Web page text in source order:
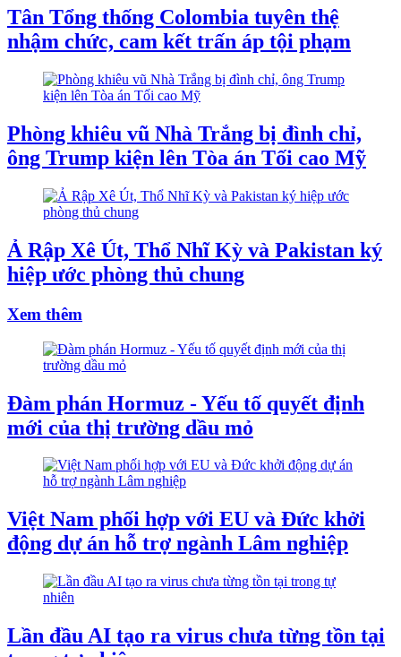
Tân Tổng thống Colombia tuyên thệ
nhậm chức, cam kết trấn áp tội phạm
Phòng khiêu vũ Nhà Trắng bị đình chỉ,
ông Trump kiện lên Tòa án Tối cao Mỹ
Ả Rập Xê Út, Thổ Nhĩ Kỳ và Pakistan ký
hiệp ước phòng thủ chung
Xem thêm
Đàm phán Hormuz - Yếu tố quyết định
mới của thị trường dầu mỏ
Việt Nam phối hợp với EU và Đức khởi
động dự án hỗ trợ ngành Lâm nghiệp
Lần đầu AI tạo ra virus chưa từng tồn tại